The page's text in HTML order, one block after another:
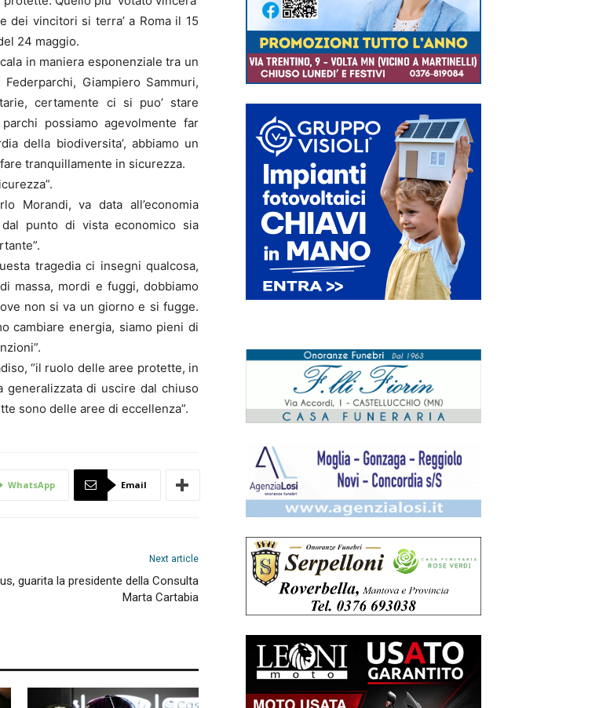
dei vincitori si terra’ a Roma il 15
24 maggio.
in maniera esponenziale tra un
Giampiero Sammuri,
certamente ci si puo’ stare
possiamo agevolmente far
della biodiversita’, abbiamo un
tranquillamente in sicurezza.
Morandi, va data all’economia
punto di vista economico sia
tragedia ci insegni qualcosa,
massa, mordi e fuggi, dobbiamo
non si va un giorno e si fugge.
cambiare energia, siamo pieni di
“il ruolo delle aree protette, in
generalizzata di uscire dal chiuso
sono delle aree di eccellenza”.
WhatsApp Email
Next article
guarita la presidente della Consulta
Marta Cartabia